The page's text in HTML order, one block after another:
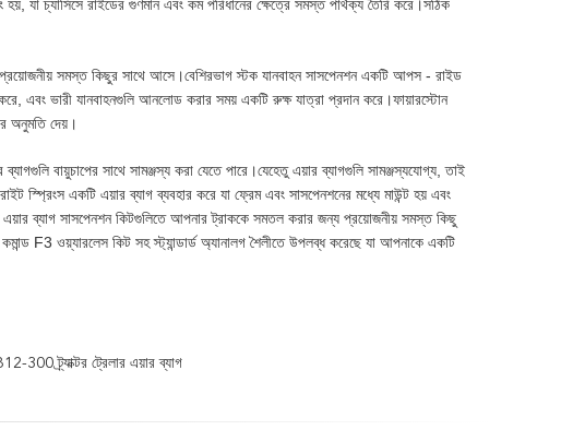
রাইডের গুণমান এবং কম পরিধানের ক্ষেত্রে সমস্ত পার্থক্য তৈরি করে।সঠিক
সমস্ত কিছুর সাথে আসে।বেশিরভাগ স্টক যানবাহন সাসপেনশন একটি আপস - রাইড
করে, এবং ভারী যানবাহনগুলি আনলোড করার সময় একটি রুক্ষ যাত্রা প্রদান করে।ফায়ারস্টোন
অনুমতি দেয়।
বায়ুচাপের সাথে সামঞ্জস্য করা যেতে পারে।যেহেতু এয়ার ব্যাগগুলি সামঞ্জস্যযোগ্য, তাই
স্প্রিংস একটি এয়ার ব্যাগ ব্যবহার করে যা ফ্রেম এবং সাসপেনশনের মধ্যে মাউন্ট হয় এবং
ব্যাগ সাসপেনশন কিটগুলিতে আপনার ট্রাককে সমতল করার জন্য প্রয়োজনীয় সমস্ত কিছু
F3 ওয়্যারলেস কিট সহ স্ট্যান্ডার্ড অ্যানালগ শৈলীতে উপলব্ধ করেছে যা আপনাকে একটি
300 ট্র্যাক্টর ট্রেলার এয়ার ব্যাগ